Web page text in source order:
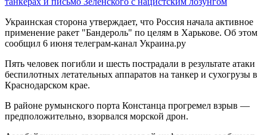
Украинская сторона утверждает, что Россия начала активное
применение ракет "Бандероль" по целям в Харькове. Об этом
сообщил 6 июня телеграм-канал Украина.ру
Пять человек погибли и шесть пострадали в результате атаки
беспилотных летательных аппаратов на танкер и сухогрузы в
Краснодарском крае.
В районе румынского порта Констанца прогремел взрыв —
предположительно, взорвался морской дрон.